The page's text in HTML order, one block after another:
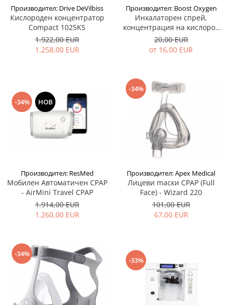
Производител: Drive DeVilbiss
Кислороден концентратор
Compact 1025KS
1.922,00 EUR
1.258,00 EUR
Производител: Boost Oxygen
Инхалаторен спрей,
концентрация на кислород
95%, без мирис - Boost
Oxygen
20,00 EUR
от 16,00 EUR
-34% НОВ
Производител: ResMed
Мобилен Автоматичен CPAP
- AirMini Travel CPAP
1.914,00 EUR
1.260,00 EUR
-34%
Производител: Apex Medical
Лицеви mаски CPAP (Full
Face) - Wizard 220
101,00 EUR
67,00 EUR
-34%
-33%